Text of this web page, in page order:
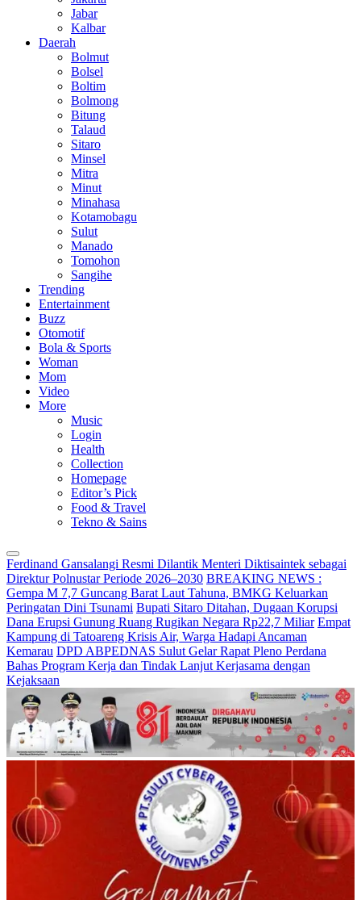
Jabar
Kalbar
Daerah
Bolmut
Bolsel
Boltim
Bolmong
Bitung
Talaud
Sitaro
Minsel
Mitra
Minut
Minahasa
Kotamobagu
Sulut
Manado
Tomohon
Sangihe
Trending
Entertainment
Buzz
Otomotif
Bola & Sports
Woman
Mom
Video
More
Music
Login
Health
Collection
Homepage
Editor’s Pick
Food & Travel
Tekno & Sains
Ferdinand Gansalangi Resmi Dilantik Menteri Diktisaintek sebagai
Direktur Polnustar Periode 2026–2030 BREAKING NEWS :
Gempa M 7,7 Guncang Barat Laut Tahuna, BMKG Keluarkan
Peringatan Dini Tsunami Bupati Sitaro Ditahan, Dugaan Korupsi
Dana Erupsi Gunung Ruang Rugikan Negara Rp22,7 Miliar Empat
Kampung di Tatoareng Krisis Air, Warga Hadapi Ancaman
Kemarau DPD ABPEDNAS Sulut Gelar Rapat Pleno Perdana
Bahas Program Kerja dan Tindak Lanjut Kerjasama dengan
Kejaksaan